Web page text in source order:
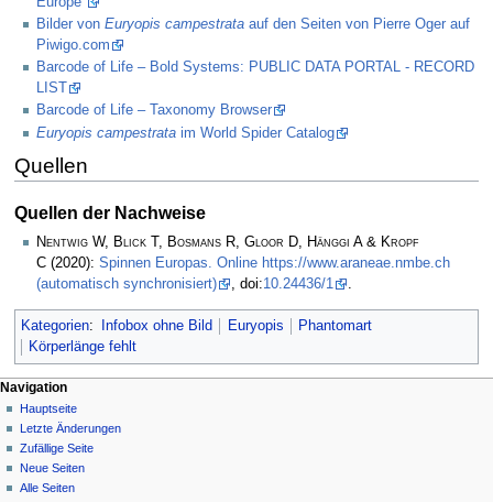
Bilder von Euryopis campestrata auf den Seiten von Pierre Oger auf
Piwigo.com
Barcode of Life – Bold Systems: PUBLIC DATA PORTAL - RECORD
LIST
Barcode of Life – Taxonomy Browser
Euryopis campestrata im World Spider Catalog
Quellen
Quellen der Nachweise
Nentwig W, Blick T, Bosmans R, Gloor D, Hänggi A & Kropf
C (2020): Spinnen Europas. Online https://www.araneae.nmbe.ch
(automatisch synchronisiert)
, doi:10.24436/1 .
Kategorien: Infobox ohne Bild Euryopis
Phantomart
Körperlänge fehlt
Navigation
Hauptseite
Letzte Änderungen
Zufällige Seite
Neue Seiten
Alle Seiten